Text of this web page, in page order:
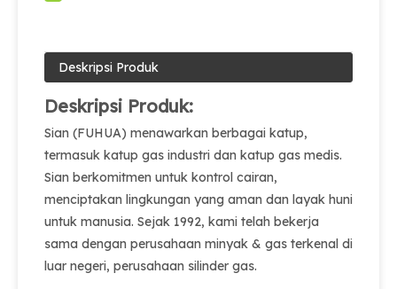
Deskripsi Produk
Deskripsi Produk:
Sian (FUHUA) menawarkan berbagai katup,
termasuk katup gas industri dan katup gas medis.
Sian berkomitmen untuk kontrol cairan,
menciptakan lingkungan yang aman dan layak huni
untuk manusia. Sejak 1992, kami telah bekerja
sama dengan perusahaan minyak & gas terkenal di
luar negeri, perusahaan silinder gas.